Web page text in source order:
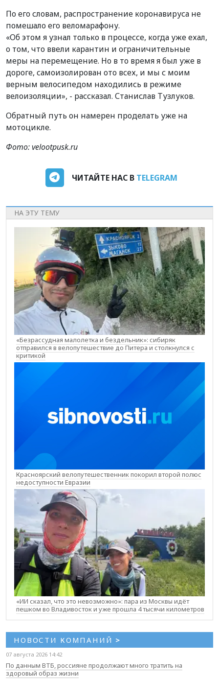
По его словам, распространение коронавируса не
помешало его веломарафону.
«Об этом я узнал только в процессе, когда уже ехал,
о том, что ввели карантин и ограничительные
меры на перемещение. Но в то время я был уже в
дороге, самоизолирован ото всех, и мы с моим
верным велосипедом находились в режиме
велоизоляции», - рассказал. Станислав Тузлуков.
Обратный путь он намерен проделать уже на
мотоцикле.
Фото:velootpusk.ru
ЧИТАЙТЕ НАС В TELEGRAM
НА ЭТУ ТЕМУ
«Безрассудная малолетка и бездельник»: сибиряк
отправился в велопутешествие до Питера и столкнулся с
критикой
Красноярский велопутешественник покорил второй полюс
недоступности Евразии
«ИИ сказал, что это невозможно»: пара из Москвы идёт
пешком во Владивосток и уже прошла 4 тысячи километров
НОВОСТИ КОМПАНИЙ >
07 августа 2026 14:42
По данным ВТБ, россияне продолжают много тратить на
здоровый образ жизни